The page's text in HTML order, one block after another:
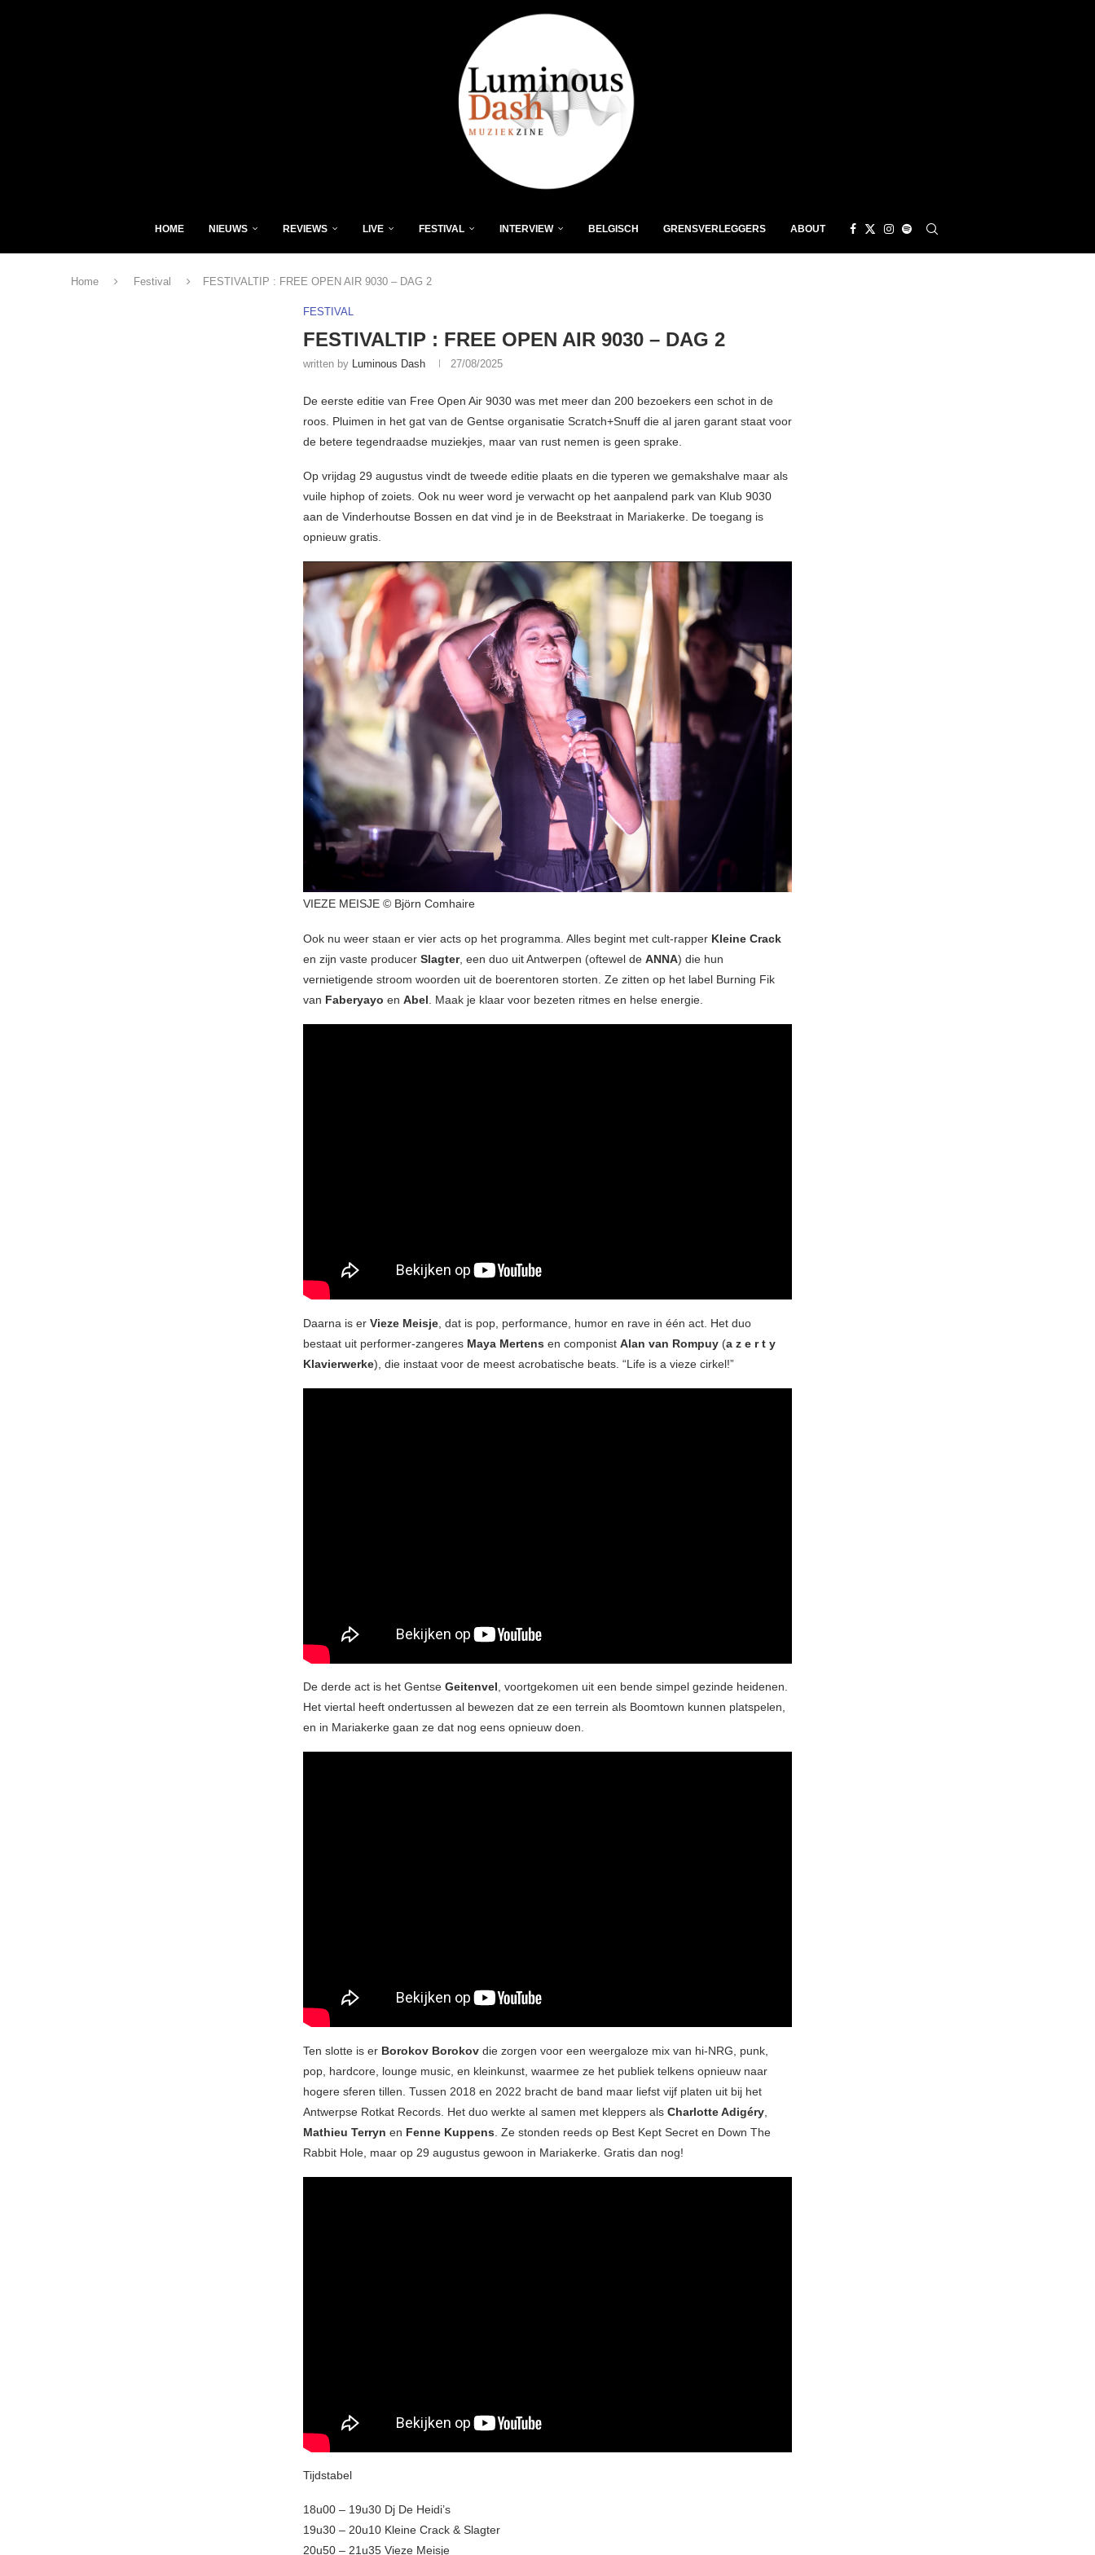
HOME NIEUWS REVIEWS LIVE FESTIVAL INTERVIEW BELGISCH GRENSVERLEGGERS ABOUT
Home Festival FESTIVALTIP : FREE OPEN AIR 9030 – DAG 2
FESTIVAL
FESTIVALTIP : FREE OPEN AIR 9030 – DAG 2
written by Luminous Dash 27/08/2025
De eerste editie van Free Open Air 9030 was met meer dan 200 bezoekers een schot in de
roos. Pluimen in het gat van de Gentse organisatie Scratch+Snuff die al jaren garant staat voor
de betere tegendraadse muziekjes, maar van rust nemen is geen sprake.
Op vrijdag 29 augustus vindt de tweede editie plaats en die typeren we gemakshalve maar als
vuile hiphop of zoiets. Ook nu weer word je verwacht op het aanpalend park van Klub 9030
aan de Vinderhoutse Bossen en dat vind je in de Beekstraat in Mariakerke. De toegang is
opnieuw gratis.
VIEZE MEISJE © Björn Comhaire
Ook nu weer staan er vier acts op het programma. Alles begint met cult-rapper Kleine Crack
en zijn vaste producer Slagter, een duo uit Antwerpen (oftewel de ANNA) die hun
vernietigende stroom woorden uit de boerentoren storten. Ze zitten op het label Burning Fik
van Faberyayo en Abel . Maak je klaar voor bezeten ritmes en helse energie.
Daarna is er Vieze Meisje , dat is pop, performance, humor en rave in één act. Het duo
bestaat uit performer-zangeres Maya Mertens en componist Alan van Rompuy (a z e r t y
Klavierwerke), die instaat voor de meest acrobatische beats. “Life is a vieze cirkel!”
De derde act is het Gentse Geitenvel , voortgekomen uit een bende simpel gezinde heidenen.
Het viertal heeft ondertussen al bewezen dat ze een terrein als Boomtown kunnen platspelen,
en in Mariakerke gaan ze dat nog eens opnieuw doen.
Ten slotte is er Borokov Borokov die zorgen voor een weergaloze mix van hi-NRG, punk,
pop, hardcore, lounge music, en kleinkunst, waarmee ze het publiek telkens opnieuw naar
hogere sferen tillen. Tussen 2018 en 2022 bracht de band maar liefst vijf platen uit bij het
Antwerpse Rotkat Records. Het duo werkte al samen met kleppers als Charlotte Adigéry
Mathieu Terryn en Fenne Kuppens . Ze stonden reeds op Best Kept Secret en Down The
Rabbit Hole, maar op 29 augustus gewoon in Mariakerke. Gratis dan nog!
Tijdstabel
18u00 – 19u30 Dj De Heidi’s
19u30 – 20u10 Kleine Crack & Slagter
20u50 – 21u35 Vieze Meisje